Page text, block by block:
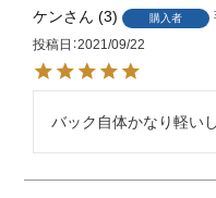
ケン 3 購入者
投稿日 2021/09/22
バック自体かなり軽い